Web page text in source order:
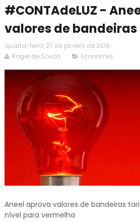
#CONTAdeLUZ -
valores de
quarta-feira, 27 de janeiro de 2016
Roger de Souza
Economia
Aneel aprova valores de bandeiras
nível para vermelha